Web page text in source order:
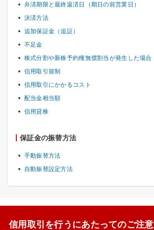
弁済期限と最終返済日（期日の前営業日）
決済方法
追加保証金（追証）
不足金
株式分割や新株予約権無償割当が発生した場合
信用取引規制
信用取引にかかるコスト
配当金相当額
信用貸株
保証金の振替方法
手動振替方法
自動振替設定方法
信用取引を行うにあたってのご注意